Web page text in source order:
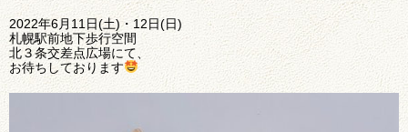
2022年6月11日(土)・12日(日)
札幌駅前地下歩行空間
北３条交差点広場にて、
お待ちしております